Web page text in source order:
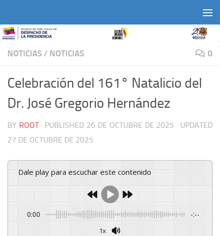
NOTICIAS / NOTICIAS 0
Celebración del 161° Natalicio del
Dr. José Gregorio Hernández
BY ROOT · PUBLISHED 26 DE OCTUBRE DE 2025 · UPDATED
27 DE OCTUBRE DE 2025
Dale play para escuchar este contenido
0:00 -:--
1x